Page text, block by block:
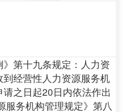
》第十九条规定：人力资
经营性人力资源服务机
之日起20日内依法作出
服务机构管理规定》第八